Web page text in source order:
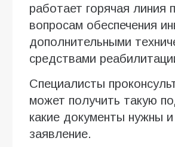
работает горячая линия
вопросам обеспечения
дополнительными
средствами
Специалисты
может получить такую
какие документы нужны и
заявление.